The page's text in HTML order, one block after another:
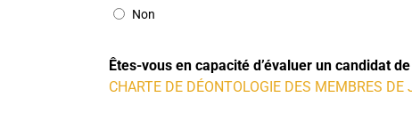
Non
Êtes-vous en capacité d’évaluer un candidat
CHARTE DE DÉONTOLOGIE DES MEMBRES